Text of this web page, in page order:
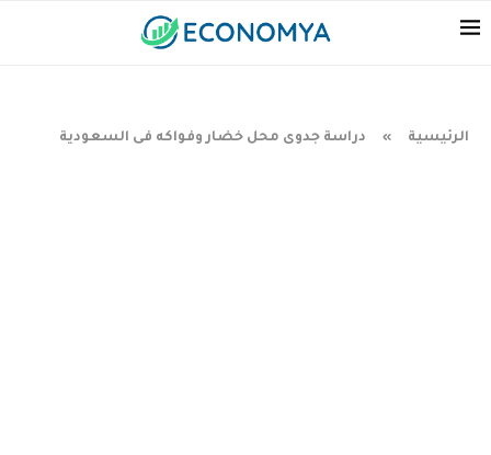
الرئيسية » دراسة جدوى محل خضار وفواكه فى السعودية